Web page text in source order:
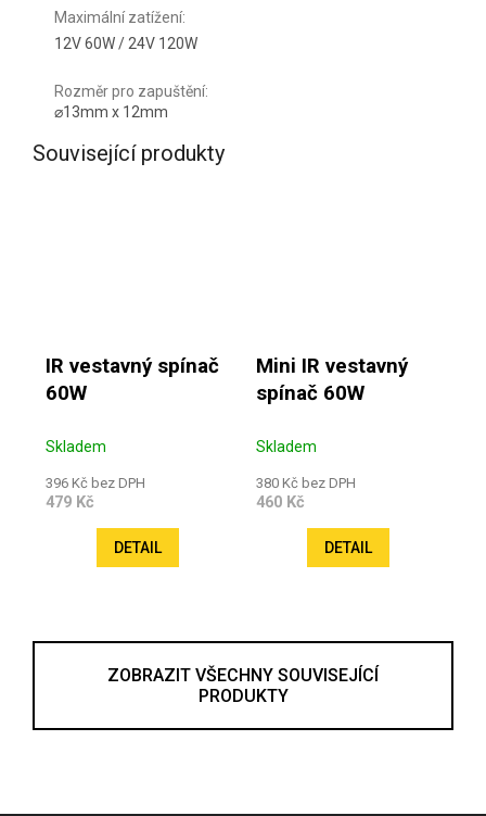
Maximální zatížení:
12V 60W / 24V 120W
Rozměr pro zapuštění:
⌀13mm x 12mm
Související produkty
IR vestavný spínač
60W
Skladem
396 Kč bez DPH
479 Kč
DETAIL
Mini IR vestavný
spínač 60W
Skladem
380 Kč bez DPH
460 Kč
DETAIL
ZOBRAZIT VŠECHNY SOUVISEJÍCÍ
PRODUKTY